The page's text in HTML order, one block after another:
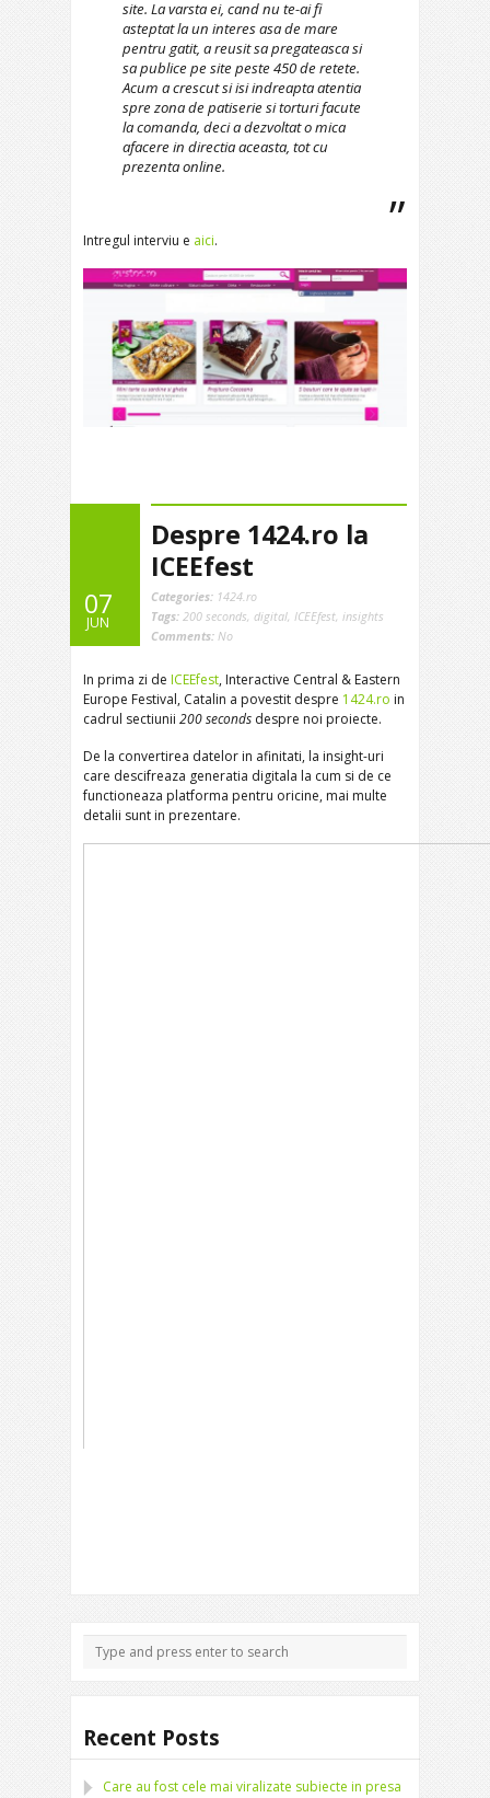
site. La varsta ei, cand nu te-ai fi
asteptat la un interes asa de mare
pentru gatit, a reusit sa pregateasca si
sa publice pe site peste 450 de retete.
Acum a crescut si isi indreapta atentia
spre zona de patiserie si torturi facute
la comanda, deci a dezvoltat o mica
afacere in directia aceasta, tot cu
prezenta online.
Intregul interviu e aici.
07
JUN
Despre 1424.ro la
ICEEfest
Categories: 1424.ro
Tags: 200 seconds, digital, ICEEfest, insights
Comments: No
In prima zi de ICEEfest, Interactive Central & Eastern
Europe Festival, Catalin a povestit despre 1424.ro in
cadrul sectiunii 200 seconds despre noi proiecte.
De la convertirea datelor in afinitati, la insight-uri
care descifreaza generatia digitala la cum si de ce
functioneaza platforma pentru oricine, mai multe
detalii sunt in prezentare.
Recent Posts
Care au fost cele mai viralizate subiecte in presa